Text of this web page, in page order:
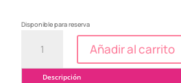
Disponible para reserva
Maldivas
Añadir al carrito
Descripción